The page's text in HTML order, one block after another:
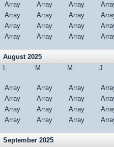
Array
Array Array
Array
Array Array
Array
Array Array
Array
Array Array
August 2025
L
M M J
Array
Array Array
Array
Array Array
Array
Array Array
Array
Array Array
September 2025